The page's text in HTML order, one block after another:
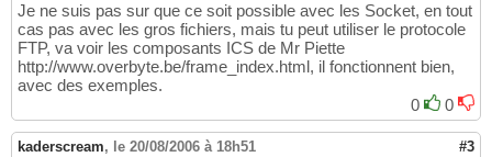
Je ne suis pas sur que ce soit possible avec les Socket, en tout
cas pas avec les gros fichiers, mais tu peut utiliser le protocole
FTP, va voir les composants ICS de Mr Piette
http://www.overbyte.be/frame_index.html, il fonctionnent bien,
avec des exemples.
0
0
kaderscream, le 20/08/2006 à 18h51 #3